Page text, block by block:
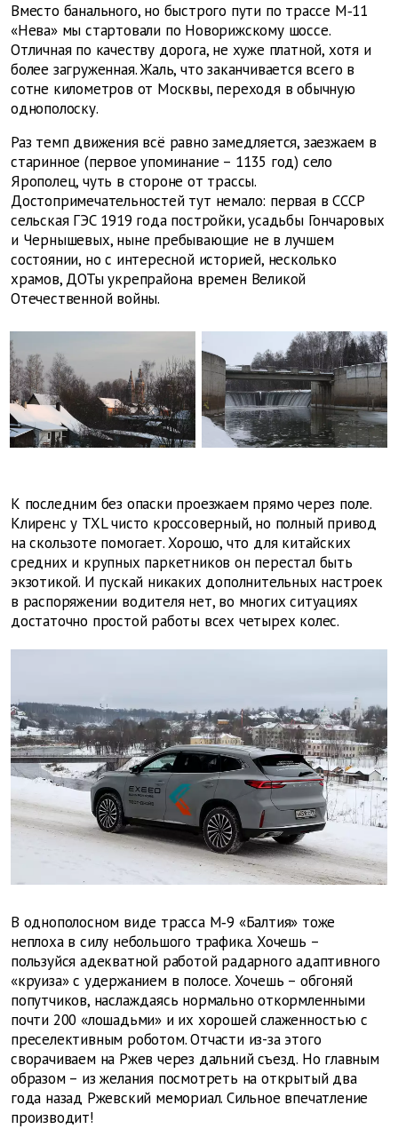
Вместо банального, но быстрого пути по трассе М‑11
«Нева» мы стартовали по Новорижскому шоссе.
Отличная по качеству дорога, не хуже платной, хотя и
более загруженная. Жаль, что заканчивается всего в
сотне километров от Москвы, переходя в обычную
однополоску.
Раз темп движения всё равно замедляется, заезжаем в
старинное (первое упоминание – 1135 год) село
Ярополец, чуть в стороне от трассы.
Достопримечательностей тут немало: первая в СССР
сельская ГЭС 1919 года постройки, усадьбы Гончаровых
и Чернышевых, ныне пребывающие не в лучшем
состоянии, но с интересной историей, несколько
храмов, ДОТы укрепрайона времен Великой
Отечественной войны.
К последним без опаски проезжаем прямо через поле.
Клиренс у TXL чисто кроссоверный, но полный привод
на скользоте помогает. Хорошо, что для китайских
средних и крупных паркетников он перестал быть
экзотикой. И пускай никаких дополнительных настроек
в распоряжении водителя нет, во многих ситуациях
достаточно простой работы всех четырех колес.
В однополосном виде трасса М‑9 «Балтия» тоже
неплоха в силу небольшого трафика. Хочешь –
пользуйся адекватной работой радарного адаптивного
«круиза» с удержанием в полосе. Хочешь – обгоняй
попутчиков, наслаждаясь нормально откормленными
почти 200 «лошадьми» и их хорошей слаженностью с
преселективным роботом. Отчасти из-за этого
сворачиваем на Ржев через дальний съезд. Но главным
образом – из желания посмотреть на открытый два
года назад Ржевский мемориал. Сильное впечатление
производит!